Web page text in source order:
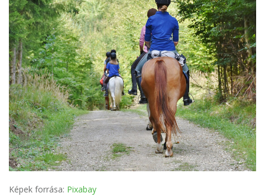
Képek forrása: Pixabay